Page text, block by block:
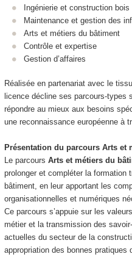
Ingénierie et construction bois
Maintenance et gestion des
Arts et métiers du bâtiment
Contrôle et expertise
Gestion d’affaires
Réalisée en partenariat avec le
licence décline ses parcours‑types
répondre au mieux aux besoins
une reconnaissance européenne à
Présentation du parcours Arts et
Le parcours Arts et métiers du
prolonger et compléter la formation
bâtiment, en leur apportant les
organisationnelles et numériques
Ce parcours s’appuie sur les
métier et la transmission des
actuelles du secteur de la
appropriation des bonnes